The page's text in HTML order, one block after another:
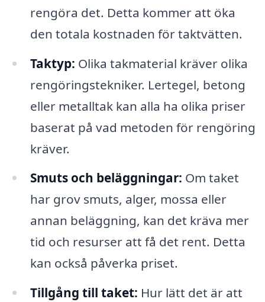
rengöra det. Detta kommer att öka
den totala kostnaden för taktvätten.
Taktyp: Olika takmaterial kräver olika
rengöringstekniker. Lertegel, betong
eller metalltak kan alla ha olika priser
baserat på vad metoden för rengöring
kräver.
Smuts och beläggningar: Om taket
har grov smuts, alger, mossa eller
annan beläggning, kan det kräva mer
tid och resurser att få det rent. Detta
kan också påverka priset.
Tillgång till taket: Hur lätt det är att